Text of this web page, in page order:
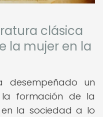
clásica
la mujer en la
desempeñado un
formación de la
la sociedad a lo